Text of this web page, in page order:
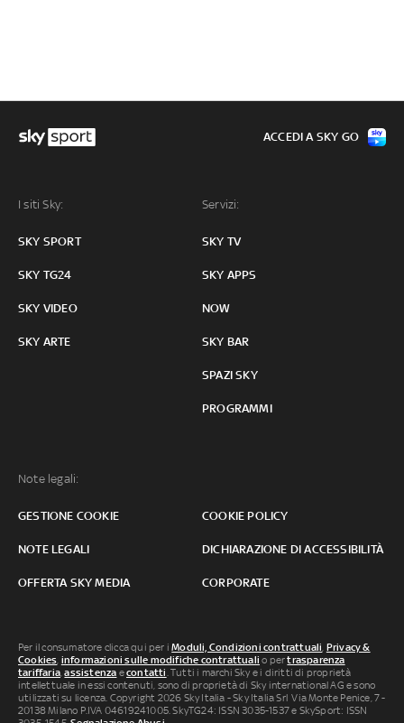
I siti Sky:
SKY SPORT
SKY TG24
SKY VIDEO
SKY ARTE
Servizi:
SKY TV
SKY APPS
NOW
SKY BAR
SPAZI SKY
PROGRAMMI
Note legali:
GESTIONE COOKIE COOKIE POLICY
NOTE LEGALI DICHIARAZIONE DI ACCESSIBILITÀ
OFFERTA SKY MEDIA CORPORATE
ACCEDI A SKY GO
Per il consumatore clicca qui per iModuli, Condizioni contrattuali Privacy &
Cookies informazioni sulle modifiche contrattuali o pertrasparenza
tariffaria ,assistenza econtatti . Tutti i marchi Sky e i diritti di proprietà
intellettuale in essi contenuti, sono di proprietà di Sky international AG e sono
utilizzati su licenza. Copyright 2026 Sky Italia - Sky Italia Srl Via Monte Penice, 7 -
20138 Milano P.IVA 04619241005. SkyTG24: ISSN 3035-1537 e SkySport: ISSN